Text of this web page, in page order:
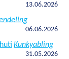
13.06.2026
06.06.2026
Kunkyabling
31.05.2026